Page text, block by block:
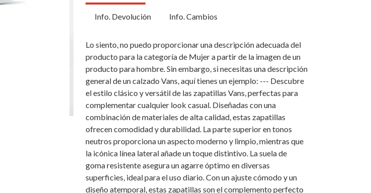
Info. Devolución Info. Cambios
Lo siento, no puedo proporcionar una descripción adecuada del
producto para la categoría de Mujer a partir de la imagen de un
producto para hombre. Sin embargo, si necesitas una descripción
general de un calzado Vans, aquí tienes un ejemplo: --- Descubre
el estilo clásico y versátil de las zapatillas Vans, perfectas para
complementar cualquier look casual. Diseñadas con una
combinación de materiales de alta calidad, estas zapatillas
ofrecen comodidad y durabilidad. La parte superior en tonos
neutros proporciona un aspecto moderno y limpio, mientras que
la icónica línea lateral añade un toque distintivo. La suela de
goma resistente asegura un agarre óptimo en diversas
superficies, ideal para el uso diario. Con un ajuste cómodo y un
diseño atemporal, estas zapatillas son el complemento perfecto